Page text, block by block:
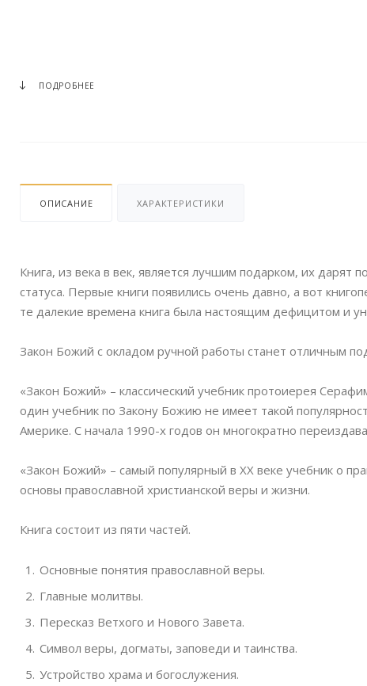
ПОДРОБНЕЕ
ОПИСАНИЕ ХАРАКТЕРИСТИКИ
Книга, из века в век, является лучшим подарком, их дарят
статуса. Первые книги появились очень давно, а вот
те далекие времена книга была настоящим дефицитом и
Закон Божий с окладом ручной работы станет отличным
«Закон Божий» – классический учебник протоиерея
один учебник по Закону Божию не имеет такой
Америке. С начала 1990-х годов он многократно
«Закон Божий» – самый популярный в XX веке учебник о
основы православной христианской веры и жизни.
Книга состоит из пяти частей.
Основные понятия православной веры.
Главные молитвы.
Пересказ Ветхого и Нового Завета.
Символ веры, догматы, заповеди и таинства.
Устройство храма и богослужения.